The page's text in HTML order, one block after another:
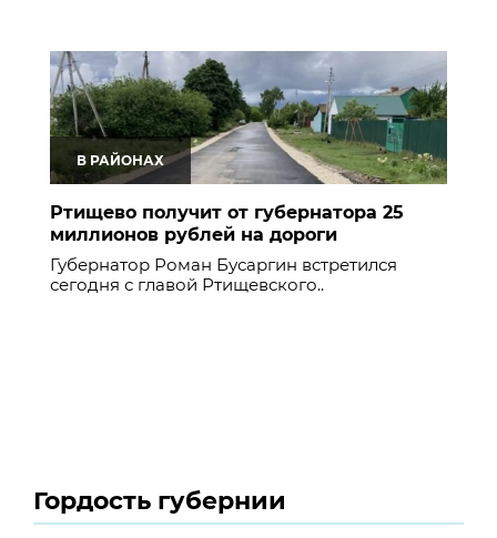
В РАЙОНАХ
Ртищево получит от губернатора 25
миллионов рублей на дороги
Губернатор Роман Бусаргин встретился
сегодня с главой Ртищевского..
Гордость губернии